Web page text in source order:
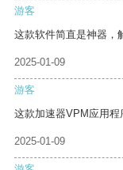
游客
这款软件简直是神器，
2025-01-09
游客
这款加速器VPM应用程
2025-01-09